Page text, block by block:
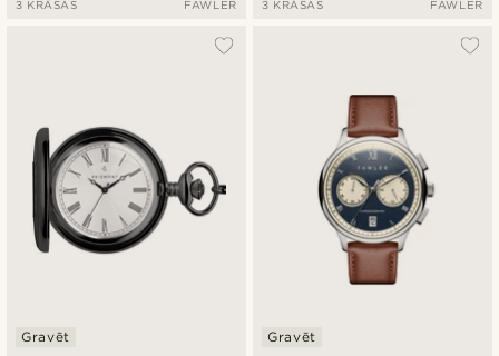
3 KRĀSAS FAWLER 3 KRĀSAS FAWLER
Gravēt Gravēt